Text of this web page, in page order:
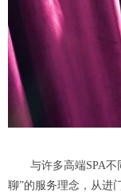
与许多高端SPA不
聊”的服务理念，从进